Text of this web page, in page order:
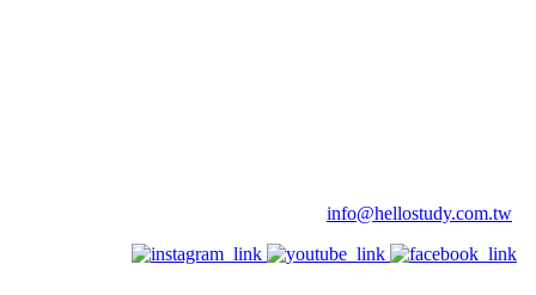
info@hellostudy.com.tw